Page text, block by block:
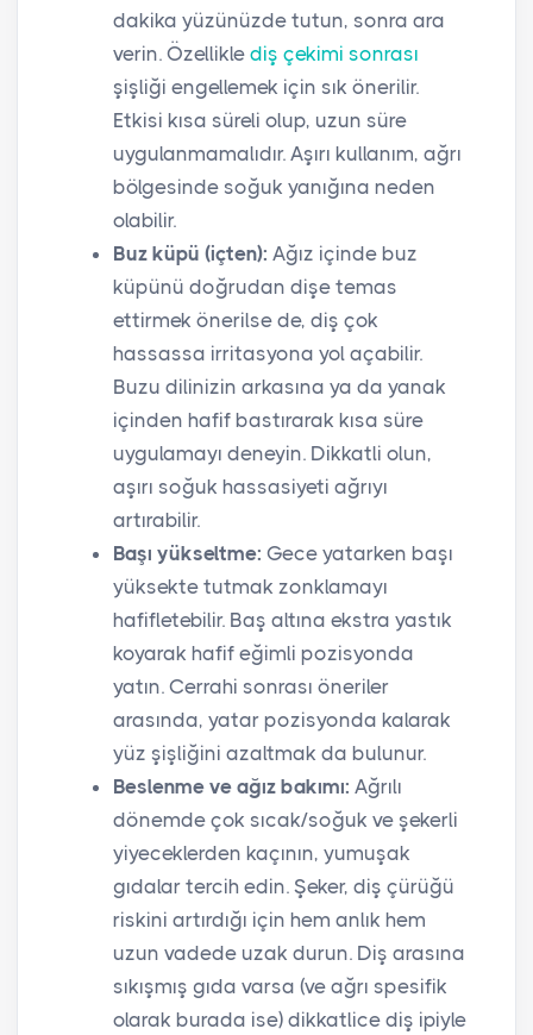
dakika yüzünüzde tutun, sonra ara
verin. Özellikle diş çekimi sonrası
şişliği engellemek için sık önerilir.
Etkisi kısa süreli olup, uzun süre
uygulanmamalıdır. Aşırı kullanım, ağrı
bölgesinde soğuk yanığına neden
olabilir.
Buz küpü (içten): Ağız içinde buz
küpünü doğrudan dişe temas
ettirmek önerilse de, diş çok
hassassa irritasyona yol açabilir.
Buzu dilinizin arkasına ya da yanak
içinden hafif bastırarak kısa süre
uygulamayı deneyin. Dikkatli olun,
aşırı soğuk hassasiyeti ağrıyı
artırabilir.
Başı yükseltme: Gece yatarken başı
yüksekte tutmak zonklamayı
hafifletebilir. Baş altına ekstra yastık
koyarak hafif eğimli pozisyonda
yatın. Cerrahi sonrası öneriler
arasında, yatar pozisyonda kalarak
yüz şişliğini azaltmak da bulunur.
Beslenme ve ağız bakımı: Ağrılı
dönemde çok sıcak/soğuk ve şekerli
yiyeceklerden kaçının, yumuşak
gıdalar tercih edin. Şeker, diş çürüğü
riskini artırdığı için hem anlık hem
uzun vadede uzak durun. Diş arasına
sıkışmış gıda varsa (ve ağrı spesifik
olarak burada ise) dikkatlice diş ipiyle